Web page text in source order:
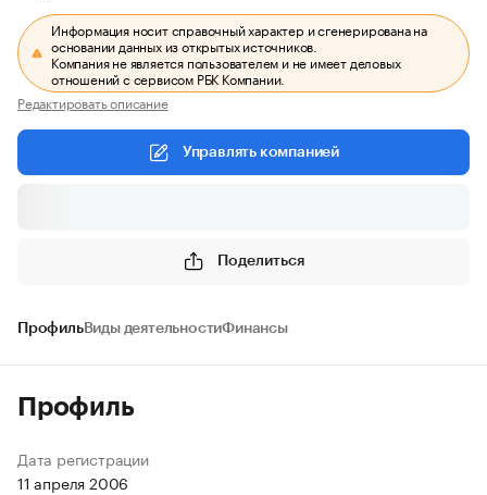
Информация носит справочный характер и сгенерирована на
основании данных из открытых источников.
Компания не является пользователем и не имеет деловых
отношений с сервисом РБК Компании.
Редактировать описание
Управлять компанией
Поделиться
ПрофильВиды деятельностиФинансы
Профиль
Дата регистрации
11 апреля 2006